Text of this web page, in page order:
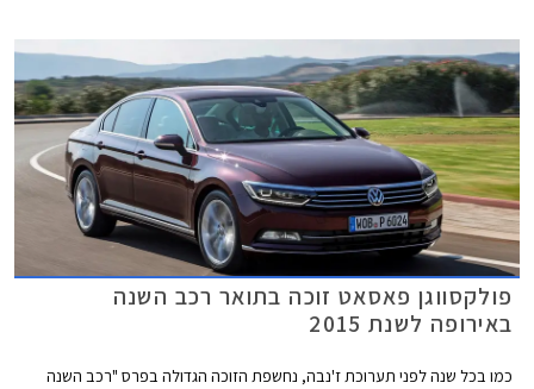
פולקסווגן פאסאט זוכה בתואר רכב השנה
באירופה לשנת 2015
כמו בכל שנה לפני תערוכת ז'נבה, נחשפת הזוכה הגדולה בפרס "רכב השנה